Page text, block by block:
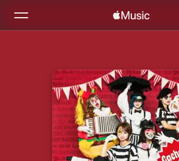
ホーム
新着おすすめ
ラジオ
Apple Musicをインストール